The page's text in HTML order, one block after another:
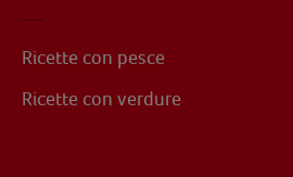
Ricette con pesce
Ricette con verdure